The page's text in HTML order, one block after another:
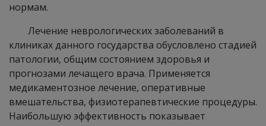
нормам.
Лечение неврологических заболеваний в
клиниках данного государства обусловлено стадией
патологии, общим состоянием здоровья и
прогнозами лечащего врача. Применяется
медикаментозное лечение, оперативные
вмешательства, физиотерапевтические процедуры.
Наибольшую эффективность показывает